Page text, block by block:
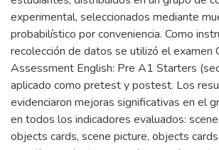
experimental, seleccionados mediante
probabilístico por conveniencia. Como
recolección de datos se utilizó el examen
Assessment English: Pre A1 Starters
aplicado como pretest y postest. Los
evidenciaron mejoras significativas en el
en todos los indicadores evaluados:
objects cards, scene picture, objects